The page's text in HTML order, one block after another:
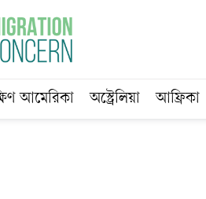
আমেরিকা অস্ট্রেলিয়া আফ্রিকা